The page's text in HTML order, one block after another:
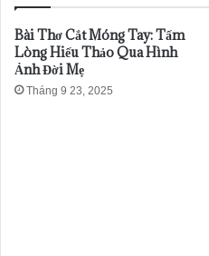
Bài Thơ Cắt Móng Tay: Tấm
Lòng Hiếu Thảo Qua Hình
Ảnh Đời Mẹ
Tháng 9 23, 2025